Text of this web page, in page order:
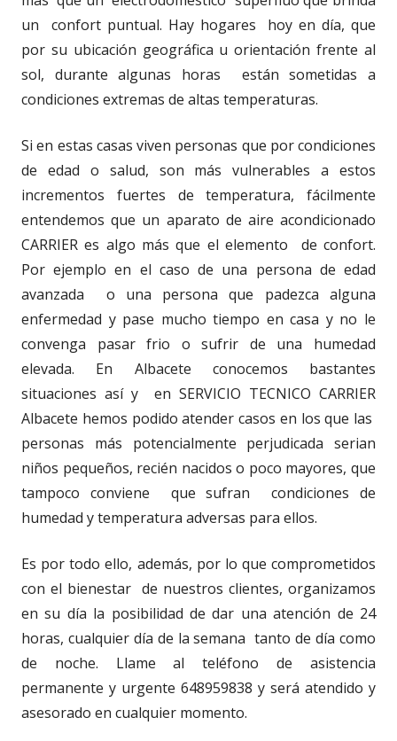
un confort puntual. Hay hogares hoy en día, que
por su ubicación geográfica u orientación frente al
sol, durante algunas horas están sometidas a
condiciones extremas de altas temperaturas.
Si en estas casas viven personas que por condiciones
de edad o salud, son más vulnerables a estos
incrementos fuertes de temperatura, fácilmente
entendemos que un aparato de aire acondicionado
CARRIER es algo más que el elemento de confort.
Por ejemplo en el caso de una persona de edad
avanzada o una persona que padezca alguna
enfermedad y pase mucho tiempo en casa y no le
convenga pasar frio o sufrir de una humedad
elevada. En Albacete conocemos bastantes
situaciones así y en SERVICIO TECNICO CARRIER
Albacete hemos podido atender casos en los que las
personas más potencialmente perjudicada serian
niños pequeños, recién nacidos o poco mayores, que
tampoco conviene que sufran condiciones de
humedad y temperatura adversas para ellos.
Es por todo ello, además, por lo que comprometidos
con el bienestar de nuestros clientes, organizamos
en su día la posibilidad de dar una atención de 24
horas, cualquier día de la semana tanto de día como
de noche. Llame al teléfono de asistencia
permanente y urgente 648959838 y será atendido y
asesorado en cualquier momento.